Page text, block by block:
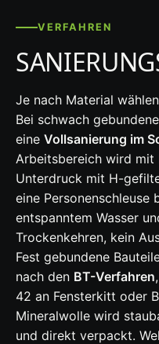
VERFAHREN
Je nach Material
Bei schwach
eine Vollsanierung im
Arbeitsbereich wird
Unterdruck mit H-
eine Personenschleuse
entspanntem Wasser
Trockenkehren, kein
Fest gebundene
nach den BT-Verfahren
42 an Fensterkitt oder
Mineralwolle wird
und direkt verpackt.